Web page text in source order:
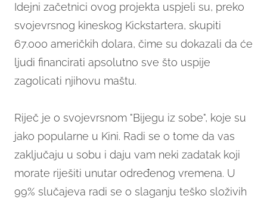
Idejni začetnici ovog projekta uspjeli su, preko
svojevrsnog kineskog Kickstartera, skupiti
67.000 američkih dolara, čime su dokazali da će
ljudi financirati apsolutno sve što uspije
zagolicati njihovu maštu.
Riječ je o svojevrsnom "Bijegu iz sobe", koje su
jako popularne u Kini. Radi se o tome da vas
zaključaju u sobu i daju vam neki zadatak koji
morate riješiti unutar određenog vremena. U
99% slučajeva radi se o slaganju teško složivih